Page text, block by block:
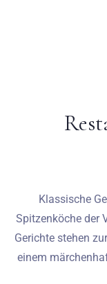
Klassische
Spitzenköche der
Gerichte stehen
einem